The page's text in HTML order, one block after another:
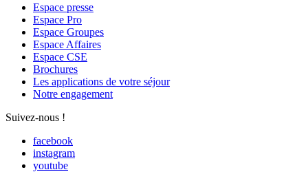
Espace presse
Espace Pro
Espace Groupes
Espace Affaires
Espace CSE
Brochures
Les applications de votre séjour
Notre engagement
Suivez-nous !
facebook
instagram
youtube